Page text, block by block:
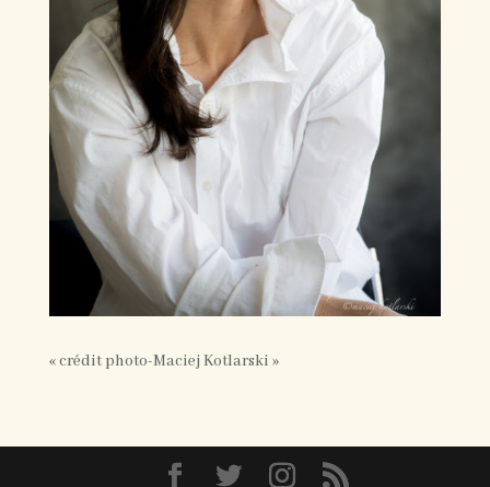
« crédit photo-Maciej Kotlarski »